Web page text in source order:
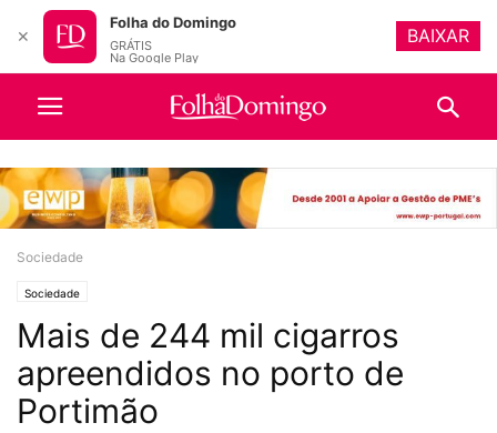
Sociedade
Sociedade
Mais de 244 mil cigarros
apreendidos no porto de
Portimão
✕
Folha do Domingo
GRÁTIS
Na Google Play
BAIXAR